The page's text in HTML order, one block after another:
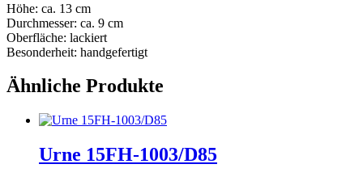
Höhe: ca. 13 cm
Durchmesser: ca. 9 cm
Oberfläche: lackiert
Besonderheit: handgefertigt
Ähnliche Produkte
Urne 15FH-1003/D85